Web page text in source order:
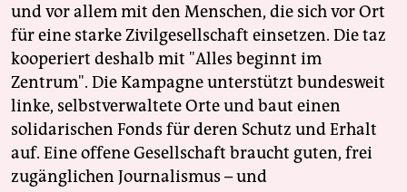
und vor allem mit den Menschen, die sich vor Ort
für eine starke Zivilgesellschaft einsetzen. Die taz
kooperiert deshalb mit "Alles beginnt im
Zentrum". Die Kampagne unterstützt bundesweit
linke, selbstverwaltete Orte und baut einen
solidarischen Fonds für deren Schutz und Erhalt
auf. Eine offene Gesellschaft braucht guten, frei
zugänglichen Journalismus – und